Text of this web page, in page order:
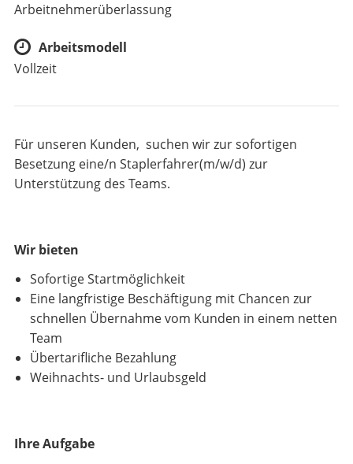
Arbeitnehmerüberlassung
Arbeitsmodell
Vollzeit
Für unseren Kunden, suchen wir zur sofortigen
Besetzung eine/n Staplerfahrer(m/w/d) zur
Unterstützung des Teams.
Wir bieten
Sofortige Startmöglichkeit
Eine langfristige Beschäftigung mit Chancen zur
schnellen Übernahme vom Kunden in einem netten
Team
Übertarifliche Bezahlung
Weihnachts- und Urlaubsgeld
Ihre Aufgabe